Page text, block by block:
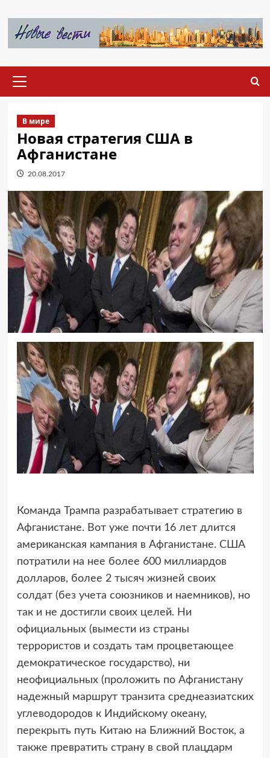
содержимому
меню
В мире
Новая стратегия США в
Афганистане
20.08.2017
Команда Трампа разрабатывает стратегию в
Афганистане. Вот уже почти 16 лет длится
американская кампания в Афганистане. США
потратили на нее более 600 миллиардов
долларов, более 2 тысяч жизней своих
солдат (без учета союзников и наемников), но
так и не достигли своих целей. Ни
официальных (вымести из страны
террористов и создать там процветающее
демократическое государство), ни
неофициальных (проложить по Афганистану
надежный маршрут транзита среднеазиатских
углеводородов к Индийскому океану,
перекрыть путь Китаю на Ближний Восток, а
также превратить страну в свой плацдарм